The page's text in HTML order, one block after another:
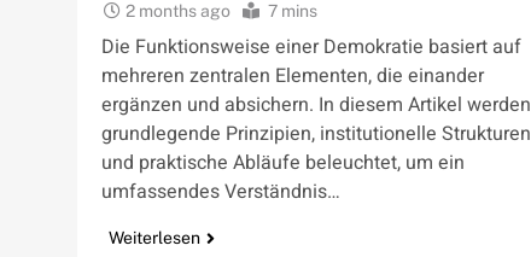
2 months ago 7 mins
Die Funktionsweise einer Demokratie basiert auf
mehreren zentralen Elementen, die einander
ergänzen und absichern. In diesem Artikel werden
grundlegende Prinzipien, institutionelle Strukturen
und praktische Abläufe beleuchtet, um ein
umfassendes Verständnis…
Weiterlesen